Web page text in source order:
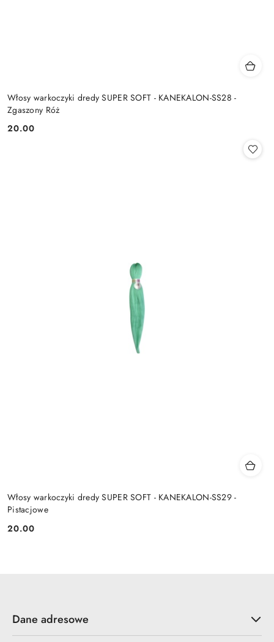
Włosy warkoczyki dredy SUPER SOFT - KANEKALON-SS28 -
Zgaszony Róż
Cena:
20.00
Włosy warkoczyki dredy SUPER SOFT - KANEKALON-SS29 -
Pistacjowe
Cena:
20.00
Dane adresowe